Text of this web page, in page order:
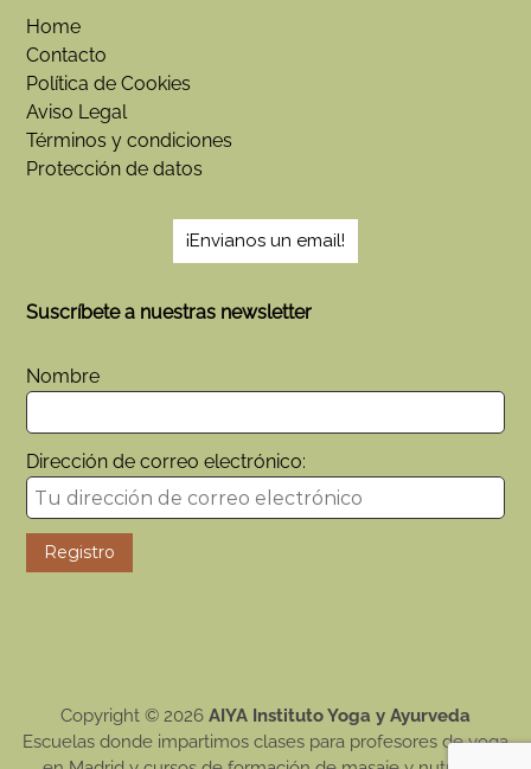
Home
Contacto
Política de Cookies
Aviso Legal
Términos y condiciones
Protección de datos
¡Envianos un email!
Suscríbete a nuestras newsletter
Nombre
Dirección de correo electrónico:
Copyright © 2026 AIYA Instituto Yoga y Ayurveda
Escuelas donde impartimos clases para profesores de yoga